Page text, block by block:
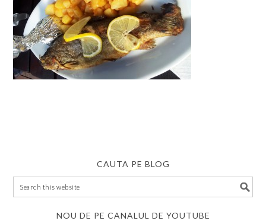
CAUTA PE BLOG
NOU DE PE CANALUL DE YOUTUBE